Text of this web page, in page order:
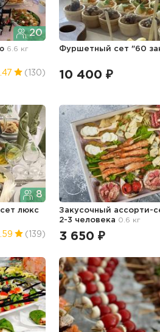
20
6.6 кг
(130)
Фуршетный сет "60
10 400 ₽
8
люкс
(139)
Закусочный ассорти-
2-3 человека 0.6 кг
3 650 ₽